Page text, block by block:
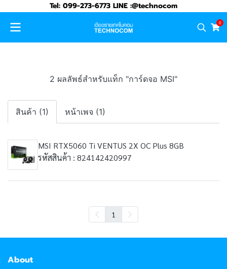
Tel: 099-273-6773 LINE :@technocom
0
2 ผลลัพธ์สำหรับแท็ก "การ์ดจอ MSI"
สินค้า (1) หน้าเพจ (1)
MSI RTX5060 Ti VENTUS 2X OC Plus 8GB
รหัสสินค้า : 824142420997
1
About